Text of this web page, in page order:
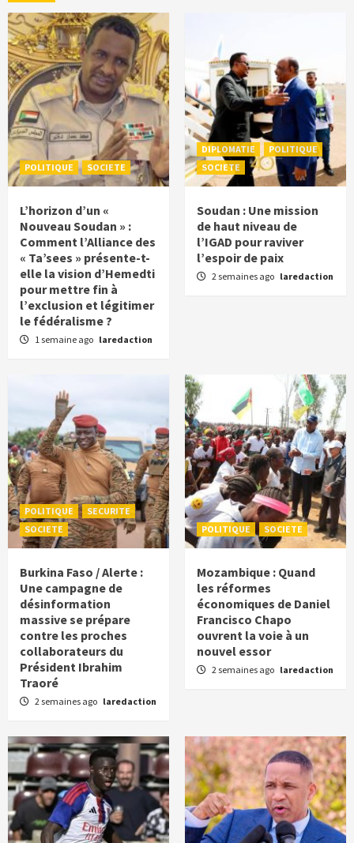
POLITIQUE SOCIETE
L’horizon d’un «
Nouveau Soudan » :
Comment l’Alliance des
« Ta’sees » présente-t-
elle la vision d’Hemedti
pour mettre fin à
l’exclusion et légitimer
le fédéralisme ?
1 semaine ago laredaction
DIPLOMATIE
POLITIQUE
SOCIETE
Soudan : Une mission
de haut niveau de
l’IGAD pour raviver
l’espoir de paix
2 semaines ago laredaction
POLITIQUE
SECURITE
SOCIETE
Burkina Faso / Alerte :
Une campagne de
désinformation
massive se prépare
contre les proches
collaborateurs du
Président Ibrahim
Traoré
2 semaines ago laredaction
POLITIQUE SOCIETE
Mozambique : Quand
les réformes
économiques de Daniel
Francisco Chapo
ouvrent la voie à un
nouvel essor
2 semaines ago laredaction